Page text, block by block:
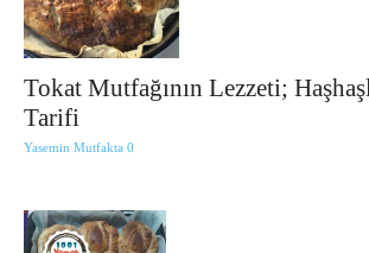
Tokat Mutfağının Lezzeti;
Tarifi
Yasemin Mutfakta 0